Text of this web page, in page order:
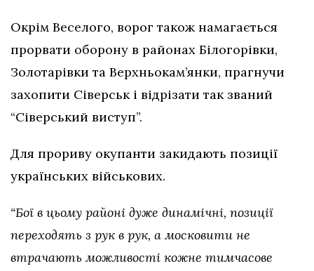
Окрім Веселого, ворог також намагається
прорвати оборону в районах Білогорівки,
Золотарівки та Верхньокам’янки, прагнучи
захопити Сіверськ і відрізати так званий
“Сіверський виступ”.
Для прориву окупанти закидають позиції
українських військових.
“Бої в цьому районі дуже динамічні, позиції
переходять з рук в рук, а московити не
втрачають можливості кожне тимчасове